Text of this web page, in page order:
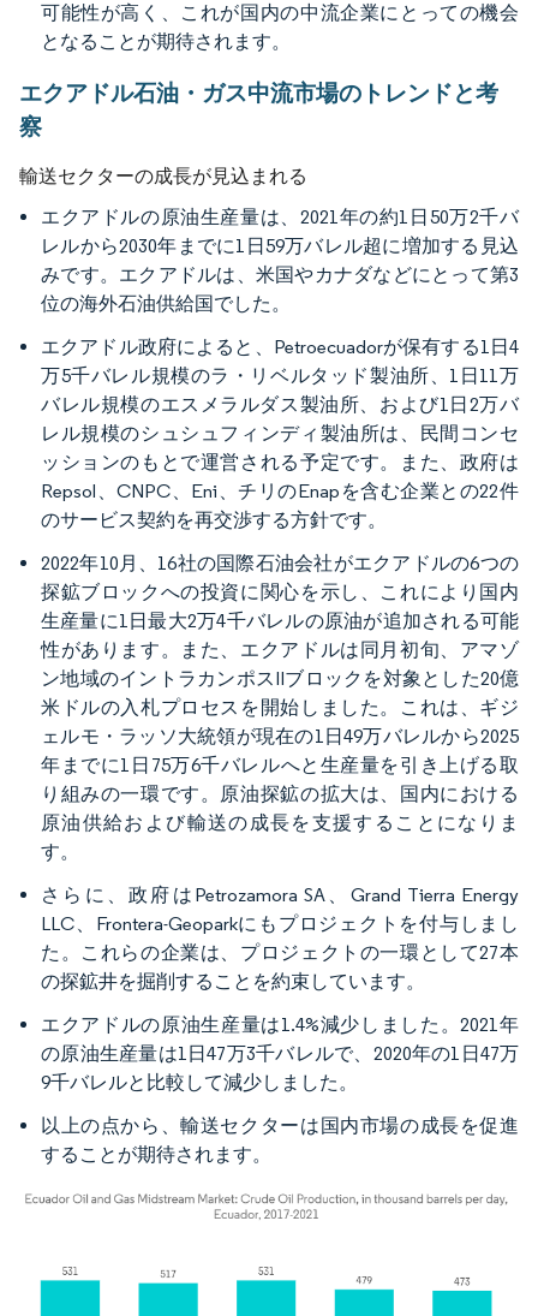
可能性が高く、これが国内の中流企業にとっての機会
となることが期待されます。
エクアドル石油・ガス中流市場のトレンドと考
察
輸送セクターの成長が見込まれる
エクアドルの原油生産量は、2021年の約1日50万2千バ
レルから2030年までに1日59万バレル超に増加する見込
みです。エクアドルは、米国やカナダなどにとって第3
位の海外石油供給国でした。
エクアドル政府によると、Petroecuadorが保有する1日4
万5千バレル規模のラ・リベルタッド製油所、1日11万
バレル規模のエスメラルダス製油所、および1日2万バ
レル規模のシュシュフィンディ製油所は、民間コンセ
ッションのもとで運営される予定です。また、政府は
Repsol、CNPC、Eni、チリのEnapを含む企業との22件
のサービス契約を再交渉する方針です。
2022年10月、16社の国際石油会社がエクアドルの6つの
探鉱ブロックへの投資に関心を示し、これにより国内
生産量に1日最大2万4千バレルの原油が追加される可能
性があります。また、エクアドルは同月初旬、アマゾ
ン地域のイントラカンポスIIブロックを対象とした20億
米ドルの入札プロセスを開始しました。これは、ギジ
ェルモ・ラッソ大統領が現在の1日49万バレルから2025
年までに1日75万6千バレルへと生産量を引き上げる取
り組みの一環です。原油探鉱の拡大は、国内における
原油供給および輸送の成長を支援することになりま
す。
さらに、政府はPetrozamora SA、Grand Tierra Energy
LLC、Frontera-Geoparkにもプロジェクトを付与しまし
た。これらの企業は、プロジェクトの一環として27本
の探鉱井を掘削することを約束しています。
エクアドルの原油生産量は1.4%減少しました。2021年
の原油生産量は1日47万3千バレルで、2020年の1日47万
9千バレルと比較して減少しました。
以上の点から、輸送セクターは国内市場の成長を促進
することが期待されます。